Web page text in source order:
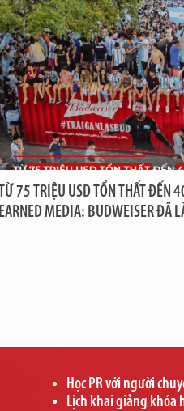
TỪ 75 TRIỆU USD TỔN THẤT ĐẾN
EARNED MEDIA: BUDWEISER ĐÃ
Học PR với người
Lịch khai giảng khóa